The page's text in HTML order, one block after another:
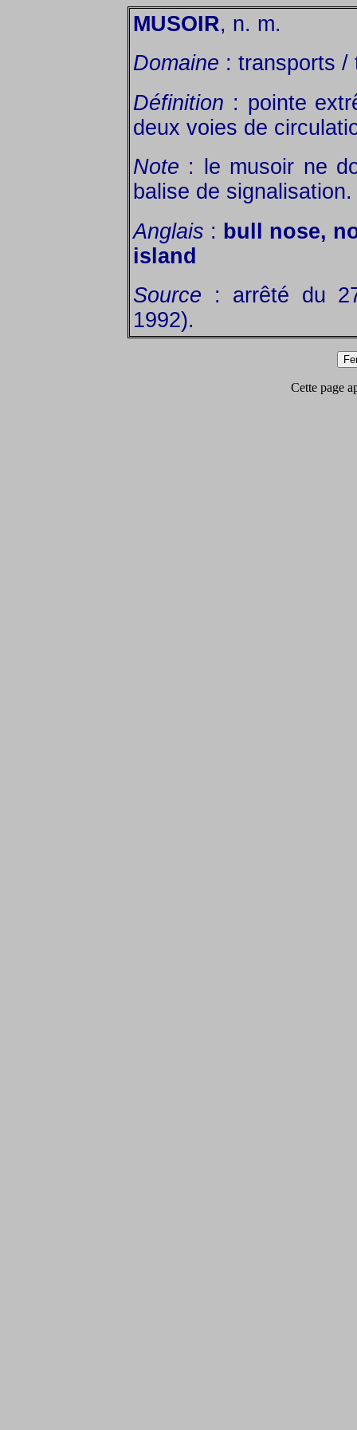
MUSOIR, n. m.
Domaine : transports /
Définition : pointe
deux voies de
Note : le musoir ne
balise de signalisation.
Anglais : bull nose,
island
Source : arrêté du
1992).
Cette page